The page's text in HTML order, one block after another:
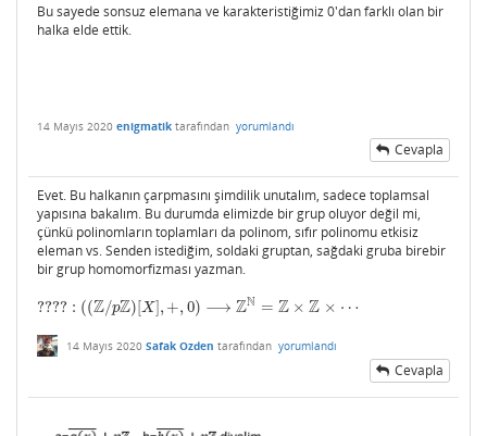
Bu sayede sonsuz elemana ve karakteristiğimiz 0'dan farklı olan bir
halka elde ettik.
14 Mayıs 2020 enigmatik tarafından yorumlandı
Cevapla
Evet. Bu halkanın çarpmasını şimdilik unutalım, sadece toplamsal
yapısına bakalım. Bu durumda elimizde bir grup oluyor değil mi,
çünkü polinomların toplamları da polinom, sıfır polinomu etkisiz
eleman vs. Senden istediğim, soldaki gruptan, sağdaki gruba birebir
bir grup homomorfizması yazman.
???? : ((Z/pZ)[X], +, 0) ⟶ ZN = Z × Z × ⋯
????:( Z /pZ)[X],+,0 )⟶ ZN=Z× Z×⋯
14 Mayıs 2020 Safak Ozden tarafından yorumlandı
Cevapla